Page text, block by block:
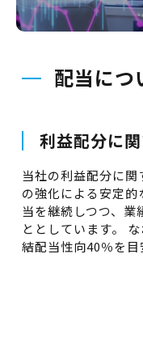
配当につ
利益配分に
当社の利益配分に
の強化による安定
当を継続しつつ、
ととしています。
結配当性向40％を目